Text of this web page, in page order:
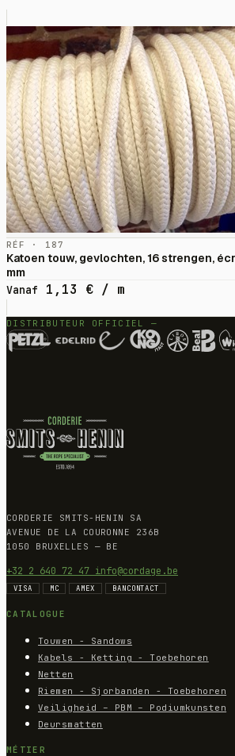
RÉF · 187
Katoen touw, gevlochten, 16 strengen,
mm
Vanaf
1,13 € / m
DISTRIBUTEUR OFFICIEL —
CORDERIE SMITS-HENIN SA
AVENUE DE LA COURONNE 236B
1050 BRUXELLES — BE
+32 2 640 72 47 info@cordage.be
VISA MC AMEX BANCONTACT
CATALOGUE
Touwen - Sandows
Kabels - Ketting - Toebehoren
Netten
Riemen - Sjorbanden - Toebehoren
Veiligheid – PBM – Podiumkunsten
Deursmatten
MÉTIER